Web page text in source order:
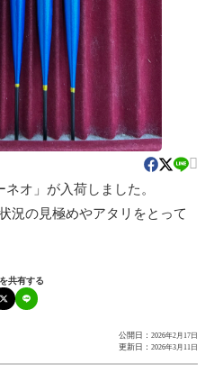

オ」が入荷しました。
況の見極めやアタリをとって
共有する
公開日： 2026年2月17日
更新日： 2026年3月11日